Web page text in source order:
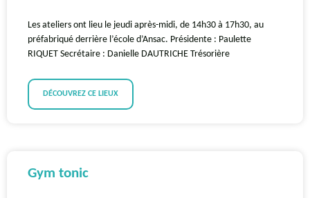
Les ateliers ont lieu le jeudi après-midi, de 14h30 à 17h30, au
préfabriqué derrière l’école d’Ansac. Présidente : Paulette
RIQUET Secrétaire : Danielle DAUTRICHE Trésorière
DÉCOUVREZ CE LIEUX
Gym tonic